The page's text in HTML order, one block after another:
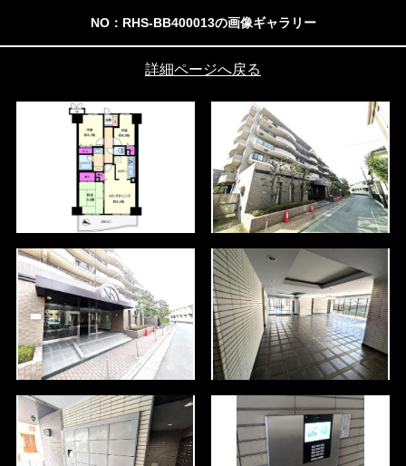
NO：RHS-BB400013の画像ギャラリー
詳細ページへ戻る